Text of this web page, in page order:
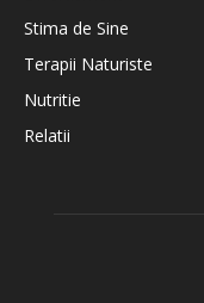
Stima de Sine
Terapii Naturiste
Nutritie
Relatii